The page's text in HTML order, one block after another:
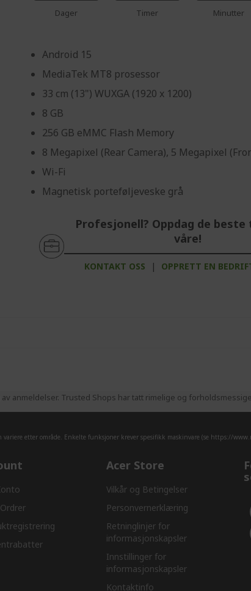
Dager Timer Minutter
Android 15
MediaTek MT8 prosessor
33 cm (13") WUXGA (1920 x 1200)
8 GB
256 GB eMMC Flash Memory
8 Megapixel (Rear Camera), 5 Megapixel
Wi-Fi
Magnetisk porteføljeveske grå
Profesjonell? Oppdag de beste
våre!
KONTAKT OSS | OPPRETT EN
anmeldelser. Trusted Shops har tatt rimelige og
etter område. Enkelte funksjoner krever spesifikk maskinvare (se https://
Acer Store
Vilkår og Betingelser
Personvernerklæring
Retninglinjer for
informasjonskapsler​
Innstillinger for
informasjonskapsler
Kontaktinfo